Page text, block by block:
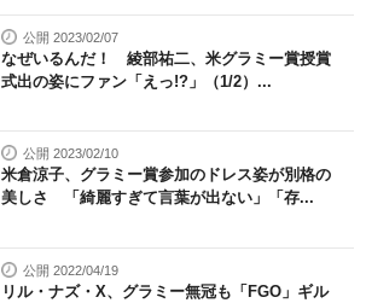
公開 2023/02/07
なぜいるんだ！ 綾部祐二、米グラミー賞授賞
式出の姿にファン「えっ!?」（1/2）...
公開 2023/02/10
米倉涼子、グラミー賞参加のドレス姿が別格の
美しさ 「綺麗すぎて言葉が出ない」「存...
公開 2022/04/19
リル・ナズ・X、グラミー無冠も「FGO」ギル